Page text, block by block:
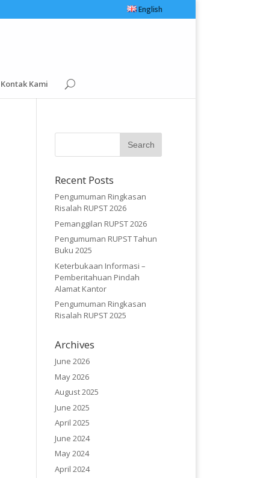
English
Kontak Kami
Recent Posts
Pengumuman Ringkasan
Risalah RUPST 2026
Pemanggilan RUPST 2026
Pengumuman RUPST Tahun
Buku 2025
Keterbukaan Informasi –
Pemberitahuan Pindah
Alamat Kantor
Pengumuman Ringkasan
Risalah RUPST 2025
Archives
June 2026
May 2026
August 2025
June 2025
April 2025
June 2024
May 2024
April 2024